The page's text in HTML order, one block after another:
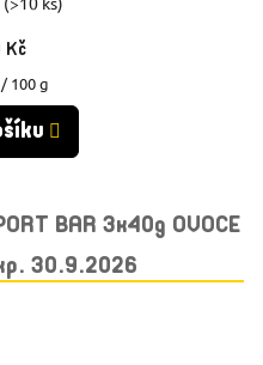
Kč
100 g
BAR 3x40g OVOCE
30.9.2026